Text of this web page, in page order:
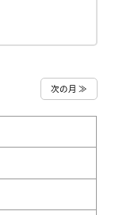
次の月 ≫